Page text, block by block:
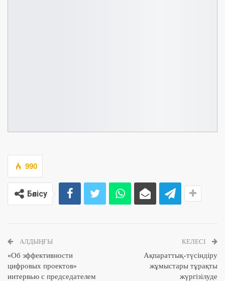
990
Бөлісу
АЛДЫҢҒЫ
«Об эффективности
цифровых проектов»
интервью с председателем
КЕЛЕСІ
Ақпараттық-түсіндіру
жұмыстары тұрақты
жүргізілуде